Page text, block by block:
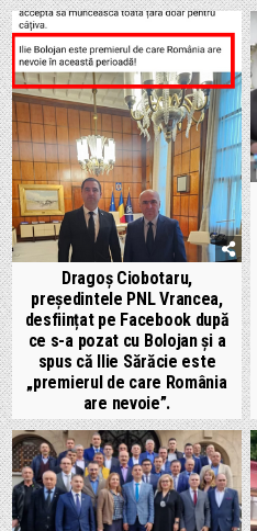
Dragoș Ciobotaru,
președintele PNL Vrancea,
desființat pe Facebook după
ce s-a pozat cu Bolojan și a
spus că Ilie Sărăcie este
„premierul de care România
are nevoie”.